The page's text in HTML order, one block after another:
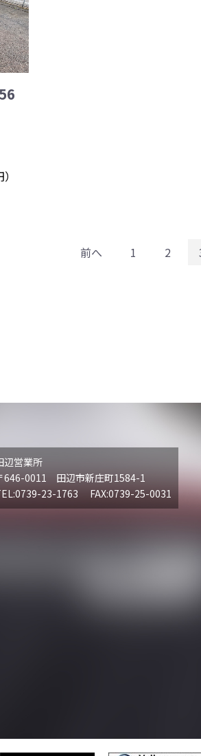
前へ 1 2
辺営業所
646-0011 田辺市新庄町1584-1
23-1763 FAX:0739-25-0031